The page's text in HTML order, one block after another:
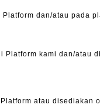
dan/atau pada
Platform kami dan/atau
atau disediakan